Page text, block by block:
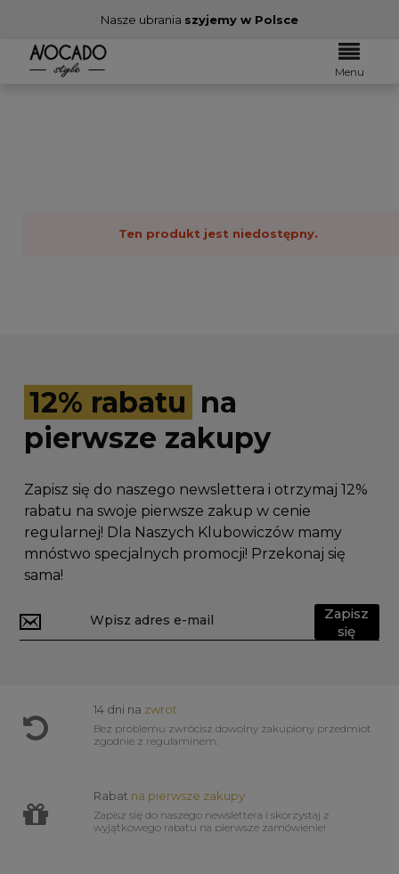
Nasze ubrania szyjemy w Polsce
Menu
Ten produkt jest niedostępny.
12% rabatu na
pierwsze zakupy
Zapisz się do naszego newslettera i otrzymaj 12%
rabatu na swoje pierwsze zakup w cenie
regularnej! Dla Naszych Klubowiczów mamy
mnóstwo specjalnych promocji! Przekonaj się
sama!
Zapisz
się
14 dni na zwrot
Bez problemu zwrócisz dowolny zakupiony przedmiot
zgodnie z regulaminem.
Rabat na pierwsze zakupy
Zapisz się do naszego newslettera i skorzystaj z
wyjątkowego rabatu na pierwsze zamówienie!